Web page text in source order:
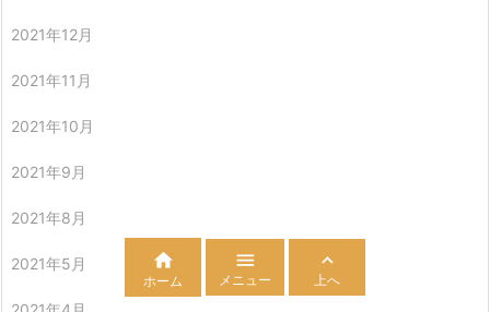
2021年12月
2021年11月
2021年10月
2021年9月
2021年8月
2021年5月 
ホーム

メニュー

上へ